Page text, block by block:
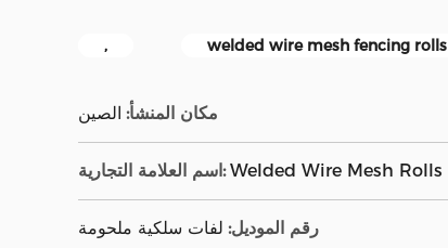
, welded wire mesh fencing rolls
مكان المنشأ: الصين
اسم العلامة التجارية: Welded Wire Mesh Rolls
رقم الموديل: لفات سلكية ملحومة